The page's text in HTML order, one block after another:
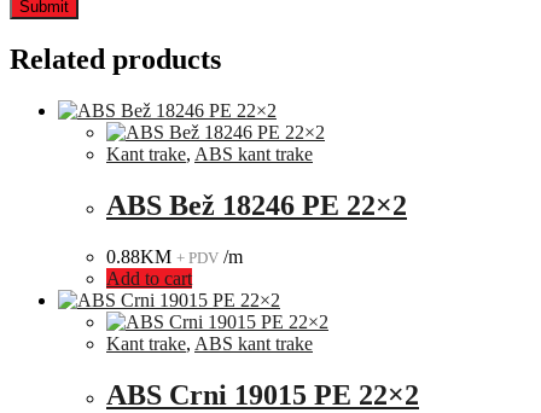
Related products
Kant trake, ABS kant trake
ABS Bež 18246 PE 22×2
0.88KM + PDV /m
Add to cart
Kant trake, ABS kant trake
ABS Crni 19015 PE 22×2